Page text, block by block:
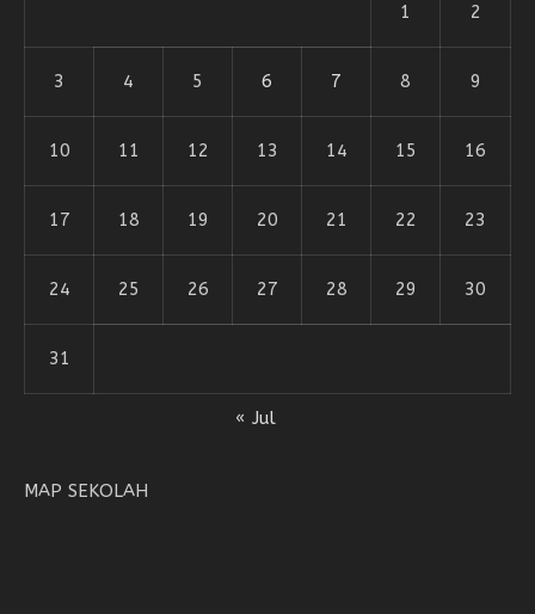
1 2
3 4 5 6 7 8 9
10 11 12 13 14 15 16
17 18 19 20 21 22 23
24 25 26 27 28 29 30
31
« Jul
MAP SEKOLAH